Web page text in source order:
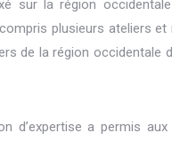
sur la région
plusieurs ateliers
de la région occidentale
d’expertise a permis